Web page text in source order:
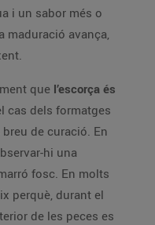
i un sabor més o
maduració avança,
que l’escorça és
cas dels formatges
de curació. En
hi una
fosc. En molts
perquè, durant el
de les peces es